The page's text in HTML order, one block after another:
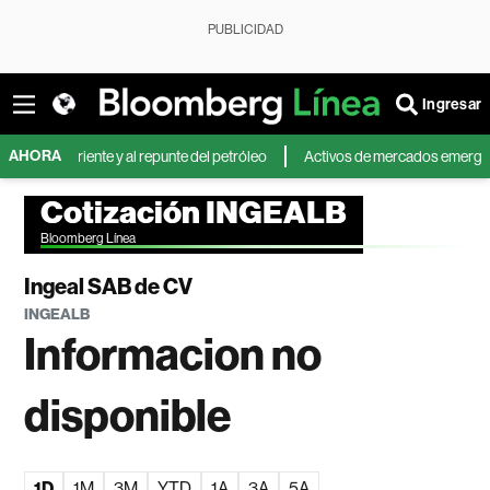
PUBLICIDAD
Ingresar
AHORA
Oriente y al repunte del petróleo Activos de mercados emergentes
Cotización INGEALB
Bloomberg Línea
Ingeal SAB de CV
INGEALB
Informacion no
disponible